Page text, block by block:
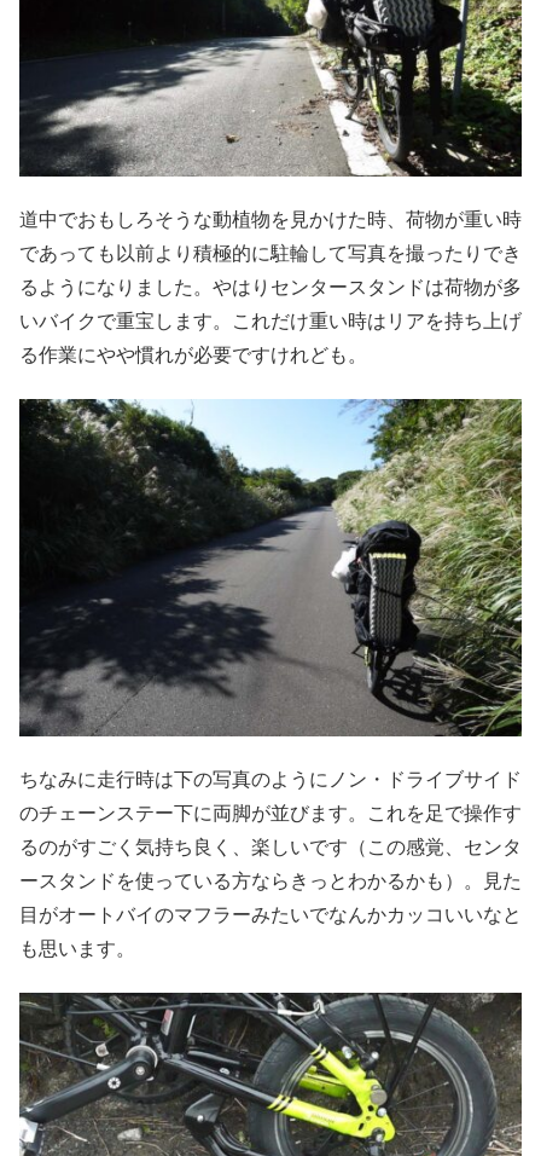
道中でおもしろそうな動植物を見かけた時、荷物が重い時
であっても以前より積極的に駐輪して写真を撮ったりでき
るようになりました。やはりセンタースタンドは荷物が多
いバイクで重宝します。これだけ重い時はリアを持ち上げ
る作業にやや慣れが必要ですけれども。
ちなみに走行時は下の写真のようにノン・ドライブサイド
のチェーンステー下に両脚が並びます。これを足で操作す
るのがすごく気持ち良く、楽しいです（この感覚、センタ
ースタンドを使っている方ならきっとわかるかも）。見た
目がオートバイのマフラーみたいでなんかカッコいいなと
も思います。